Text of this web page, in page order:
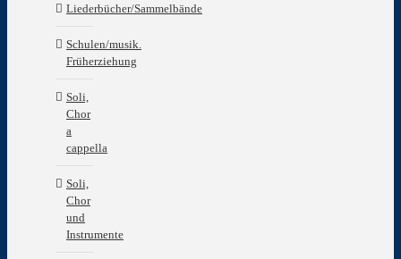
Liederbücher/Sammelbände
Schulen/musik.
Früherziehung
Soli,
Chor
a
cappella
Soli,
Chor
und
Instrumente